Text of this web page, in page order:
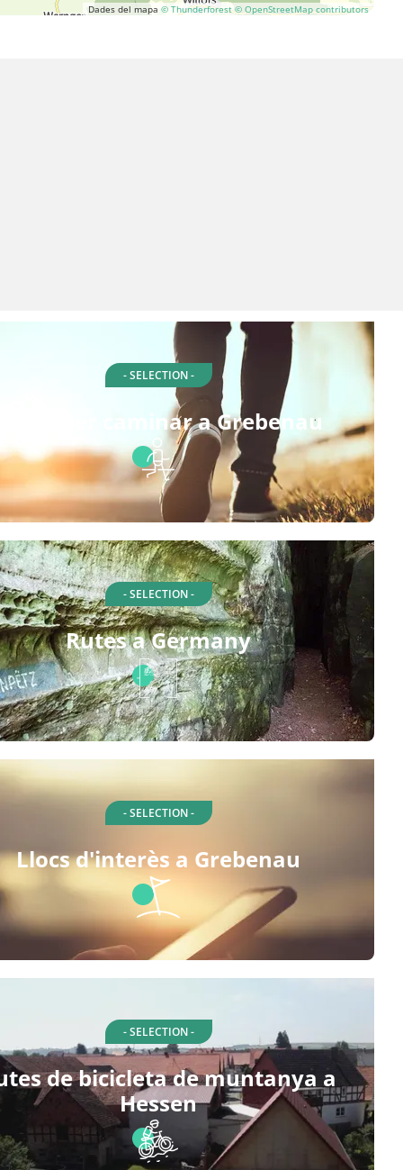
Dades del mapa © Thunderforest © OpenStreetMap contributors
- SELECTION -
per caminar a Grebenau
- SELECTION -
Rutes a Germany
- SELECTION -
Llocs d'interès a Grebenau
- SELECTION -
de bicicleta de muntanya a
Hessen